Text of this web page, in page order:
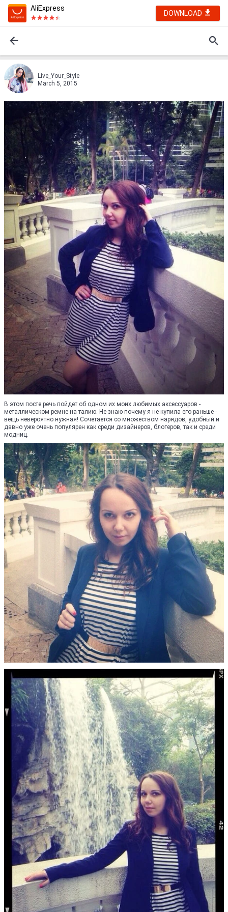
AliExpress
DOWNLOAD
Live_Your_Style
March 5, 2015
В этом посте речь пойдет об одном их моих любимых аксессуаров -
металлическом ремне на талию. Не знаю почему я не купила его раньше -
вещь невероятно нужная! Сочетается со множеством нарядов, удобный и
давно уже очень популярен как среди дизайнеров, блогеров, так и среди
модниц.